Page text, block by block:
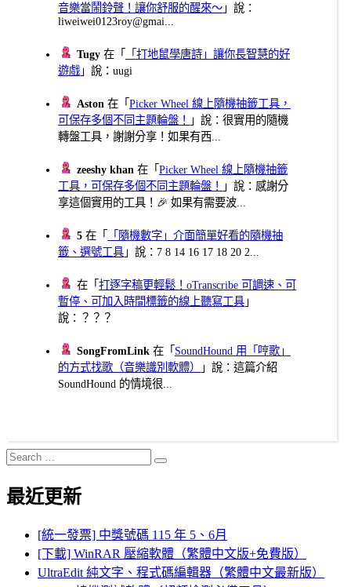
音樂當鬧鈴聲！讓你舒服的醒來～ 」說：
liweiwei0123roy@gmai...
Tugy 在「
「打地鼠學唐詩」讓你長智慧的好
遊戲 」說：uugi
Aston 在「Picker Wheel 線上隨機抽籤工具，
可保存多個不同主題輪盤！
」說：很實用的隨機
轉盤工具，謝謝分享！如果有西...
zeeshy khan 在「Picker Wheel 線上隨機抽籤
工具，可保存多個不同主題輪盤！
」說：感謝分
享這個實用的工具！🎉 如果有需要波...
5 在「
「隨機數字」介面簡單好看的隨機抽
籤、選號工具 」說：7 8 14 16 17 18 20 2...
在「打逐字稿更輕鬆！oTranscribe 可調速、可
暫停、可加入時間標籤的線上聽寫工具 」
說：？？？
SongFromLink 在「 SoundHound 用「哼歌」
的方式找歌（音樂識別軟體）
」說：這篇介紹
SoundHound 的情境很...
Search
for:
Search
最近更新
[統一發票] 中獎號碼 115 年 5、6月
[下載] WinRAR 壓縮軟體（繁體中文版+免費版）
UltraEdit 純文字、程式碼編輯器（繁體中文最新版）